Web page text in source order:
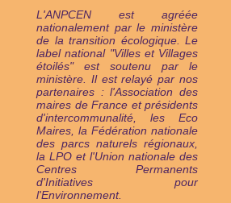
L'ANPCEN est agréée
nationalement par le ministère
de la transition écologique. Le
label national "Villes et Villages
étoilés" est soutenu par le
ministère. Il est relayé par nos
partenaires : l'Association des
maires de France et présidents
d'intercommunalité, les Eco
Maires, la Fédération nationale
des parcs naturels régionaux,
la LPO et l'Union nationale des
Centres Permanents
d'Initiatives pour
l'Environnement.